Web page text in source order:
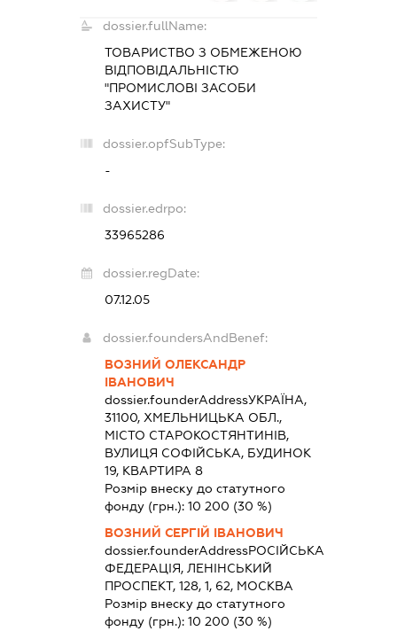
dossier.fullName:
ТОВАРИСТВО З ОБМЕЖЕНОЮ
ВІДПОВІДАЛЬНІСТЮ
"ПРОМИСЛОВІ ЗАСОБИ
ЗАХИСТУ"
dossier.opfSubType:
-
dossier.edrpo:
33965286
dossier.regDate:
07.12.05
dossier.foundersAndBenef:
ВОЗНИЙ ОЛЕКСАНДР
ІВАНОВИЧ
dossier.founderAddressУКРАЇНА,
31100, ХМЕЛЬНИЦЬКА ОБЛ.,
МІСТО СТАРОКОСТЯНТИНІВ,
ВУЛИЦЯ СОФІЙСЬКА, БУДИНОК
19, КВАРТИРА 8
Розмір внеску до статутного
фонду (грн.):10 200 (30 %)
ВОЗНИЙ СЕРГІЙ ІВАНОВИЧ
dossier.founderAddressРОСІЙСЬКА
ФЕДЕРАЦІЯ, ЛЕНІНСЬКИЙ
ПРОСПЕКТ, 128, 1, 62, МОСКВА
Розмір внеску до статутного
фонду (грн.):10 200 (30 %)